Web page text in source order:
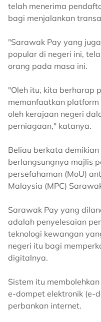
telah menerima
bagi menjalankan
"Sarawak Pay yang
popular di negeri ini,
orang pada masa ini.
"Oleh itu, kita berharap
memanfaatkan
oleh kerajaan negeri
perniagaan," katanya.
Beliau berkata
berlangsungnya majlis
persefahaman (MoU)
Malaysia (MPC)
Sarawak Pay yang
adalah penyelesaian
teknologi kewangan
negeri itu bagi
digitalnya.
Sistem itu
e-dompet elektronik (e-
perbankan internet.